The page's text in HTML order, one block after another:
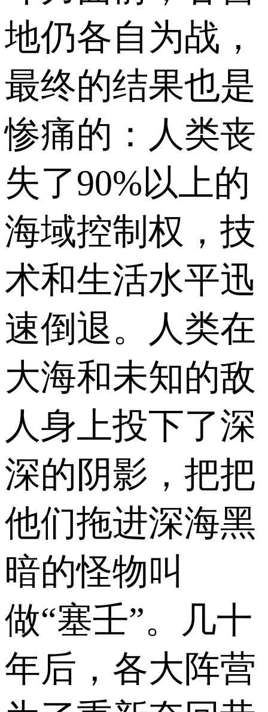
地仍各自为战，
最终的结果也是
惨痛的：人类丧
失了90%以上的
海域控制权，技
术和生活水平迅
速倒退。人类在
大海和未知的敌
人身上投下了深
深的阴影，把把
他们拖进深海黑
暗的怪物叫
做“塞壬”。几十
年后，各大阵营